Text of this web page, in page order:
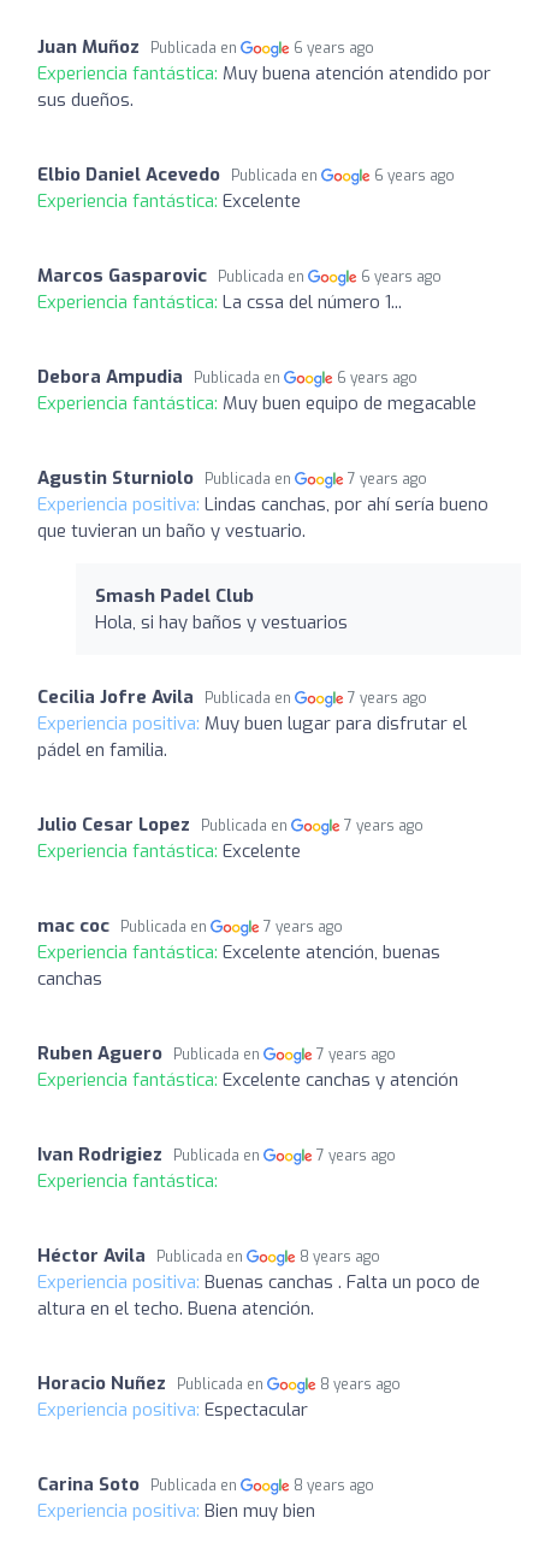
Juan Muñoz Publicada en 6 years ago
Experiencia fantástica: Muy buena atención atendido por
sus dueños.
Elbio Daniel Acevedo Publicada en 6 years ago
Experiencia fantástica: Excelente
Marcos Gasparovic Publicada en 6 years ago
Experiencia fantástica: La cssa del número 1...
Debora Ampudia Publicada en 6 years ago
Experiencia fantástica: Muy buen equipo de megacable
Agustin Sturniolo Publicada en 7 years ago
Experiencia positiva: Lindas canchas, por ahí sería bueno
que tuvieran un baño y vestuario.
Smash Padel Club
Hola, si hay baños y vestuarios
Cecilia Jofre Avila Publicada en 7 years ago
Experiencia positiva: Muy buen lugar para disfrutar el
pádel en familia.
Julio Cesar Lopez Publicada en 7 years ago
Experiencia fantástica: Excelente
mac coc Publicada en 7 years ago
Experiencia fantástica: Excelente atención, buenas
canchas
Ruben Aguero Publicada en 7 years ago
Experiencia fantástica: Excelente canchas y atención
Ivan Rodrigiez Publicada en 7 years ago
Experiencia fantástica:
Héctor Avila Publicada en 8 years ago
Experiencia positiva: Buenas canchas . Falta un poco de
altura en el techo. Buena atención.
Horacio Nuñez Publicada en 8 years ago
Experiencia positiva: Espectacular
Carina Soto Publicada en 8 years ago
Experiencia positiva: Bien muy bien